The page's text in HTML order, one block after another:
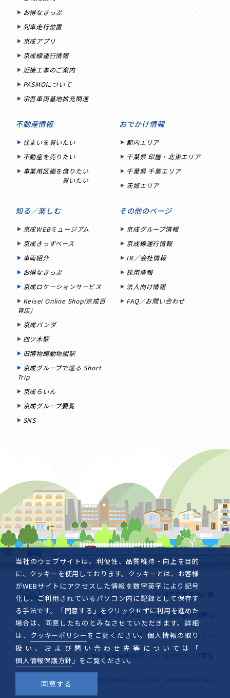
お得なきっぷ
列車走行位置
京成アプリ
京成線運行情報
近接工事のご案内
PASMOについて
宗吾車両基地拡充関連
不動産情報
住まいを買いたい
不動産を売りたい
事業用区画を借りたい
買いたい
おでかけ情報
都内エリア
千葉県 印旛・北東エリア
千葉県 千葉エリア
茨城エリア
知る／楽しむ
京成WEBミュージアム
京成きっずベース
車両紹介
お得なきっぷ
京成ロケーションサービス
Keisei Online Shop(京成百
貨店)
京成パンダ
四ツ木駅
旧博物館動物園駅
京成グループで巡る Short
Trip
京成らいん
京成グループ要覧
SNS
その他のページ
京成グループ情報
京成線運行情報
IR／会社情報
採用情報
法人向け情報
FAQ／お問い合わせ
国民保護業務計画
新型インフルエンザ等対策業務計画要旨
被害者等支援計画 クッキーポリシー
個人情報保護方針
Copyright © Keisei Electric Railway Co.,Ltd.All Rights Reserved.
当社のウェブサイトは、利便性、品質維持・向上を目的
に、クッキーを使用しております。クッキーとは、お客様
がWEBサイトにアクセスした情報を数字英字により記号
化し、ご利用されているパソコン内に記録として保存す
る手法です。「同意する」をクリックせずに利用を進めた
場合は、同意したものとみなさせていただきます。詳細
は、 クッキーポリシー をご覧ください。個人情報の取り
扱い、および問い合わせ先等については「
個人情報保護方針 」をご覧ください。
同意する